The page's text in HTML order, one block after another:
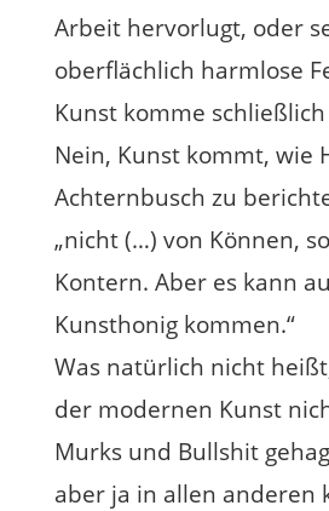
Arbeit hervorlugt, oder
oberflächlich harmlose
Kunst komme
Nein, Kunst kommt, wie
Achternbusch zu
„nicht (…) von Können,
Kontern. Aber es kann
Kunsthonig kommen.“
Was natürlich nicht
der modernen Kunst
Murks und Bullshit
aber ja in allen anderen